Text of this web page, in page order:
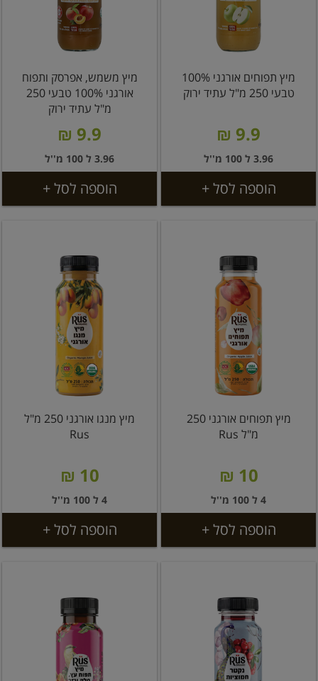
מיץ תפוחים אורגני 100%
טבעי 250 מ"ל עתיד ירוק
9.9 ₪
3.96 ל 100 מ''ל
הוספה לסל +
מיץ משמש, אפרסק ותפוח
אורגני 100% טבעי 250
מ"ל עתיד ירוק
9.9 ₪
3.96 ל 100 מ''ל
הוספה לסל +
מיץ תפוחים אורגני 250
מ"ל Rus
10 ₪
4 ל 100 מ''ל
הוספה לסל +
מיץ מנגו אורגני 250 מ"ל
Rus
10 ₪
4 ל 100 מ''ל
הוספה לסל +